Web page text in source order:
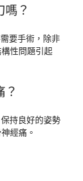
？
要手術，除非
性問題引起
？
持良好的姿勢
經痛。